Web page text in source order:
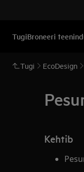
TugiBroneeri
Tugi EcoDesign
Kehtib